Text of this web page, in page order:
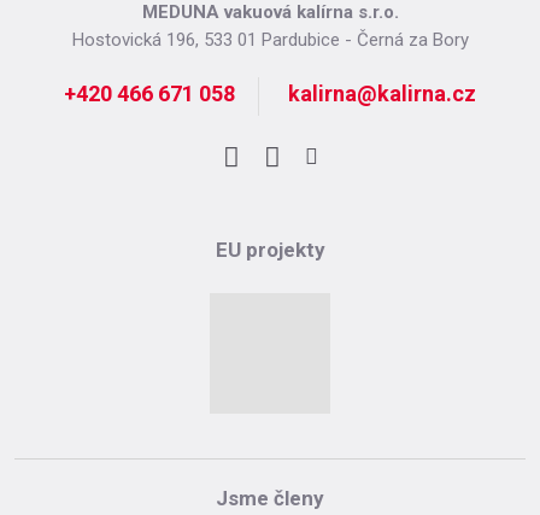
MEDUNA vakuová kalírna s.r.o.
Hostovická 196, 533 01 Pardubice - Černá za Bory
+420 466 671 058 kalirna@kalirna.cz
Facebook
LinkedIn
EU projekty
Jsme členy